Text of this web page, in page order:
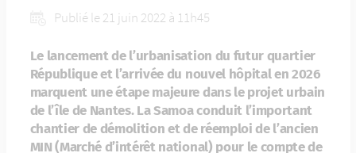
Publié le 21 juin 2022 à 11h45
Le lancement de l’urbanisation du futur quartier
République et l’arrivée du nouvel hôpital en 2026
marquent une étape majeure dans le projet urbain
de l’île de Nantes. La Samoa conduit l’important
chantier de démolition et de réemploi de l’ancien
MIN (Marché d’intérêt national) pour le compte de